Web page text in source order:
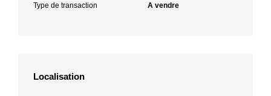
Type de transaction A vendre
Localisation